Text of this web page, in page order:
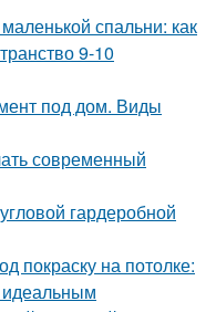
спальни: как
9-10
под дом. Виды
современный
гардеробной
покраску на потолке:
идеальным